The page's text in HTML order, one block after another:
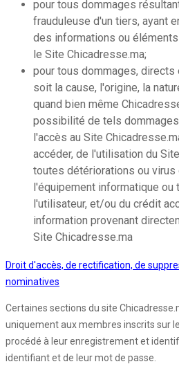
pour tous dommages
frauduleuse d'un tiers, ayant
des informations ou
le Site Chicadresse.ma;
pour tous dommages, directs
soit la cause, l'origine, la
quand bien même
possibilité de tels
l'accès au Site
accéder, de l'utilisation du
toutes détériorations ou
l'équipement informatique ou
l'utilisateur, et/ou du crédit
information provenant
Site Chicadresse.ma
Droit d'accès, de rectification, de
nominatives
Certaines sections du site
uniquement aux membres inscrits sur
procédé à leur enregistrement et
identifiant et de leur mot de passe.